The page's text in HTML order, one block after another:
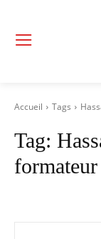
Accueil Tags
Tag:
formateur